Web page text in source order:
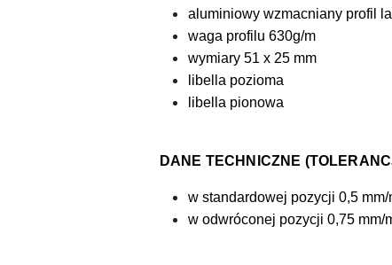
aluminiowy wzmacniany profil
waga profilu 630g/m
wymiary 51 x 25 mm
libella pozioma
libella pionowa
DANE TECHNICZNE
w standardowej pozycji 0,5 mm/
w odwróconej pozycji 0,75 mm/